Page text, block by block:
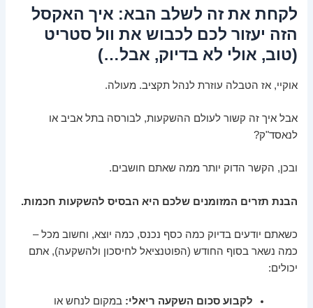
לקחת את זה לשלב הבא: איך האקסל
הזה יעזור לכם לכבוש את וול סטריט
(טוב, אולי לא בדיוק, אבל…)
אוקיי, אז הטבלה עוזרת לנהל תקציב. מעולה.
אבל איך זה קשור לעולם ההשקעות, לבורסה בתל אביב או
לנאסד"ק?
ובכן, הקשר הדוק יותר ממה שאתם חושבים.
הבנת תזרים המזומנים שלכם היא הבסיס להשקעות חכמות.
כשאתם יודעים בדיוק כמה כסף נכנס, כמה יוצא, וחשוב מכל –
כמה נשאר בסוף החודש (הפוטנציאל לחיסכון ולהשקעה), אתם
יכולים:
לקבוע סכום השקעה ריאלי: במקום לנחש או